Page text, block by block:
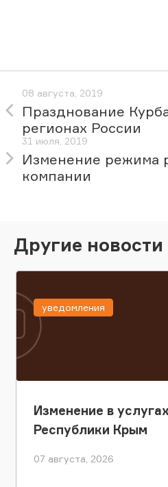
08 августа, 2019
Празднование
регионах России
31 июля, 2019
Изменение режима
компании
Другие новости
Изменение в
Республики Крым
07 августа, 2026
уведомления